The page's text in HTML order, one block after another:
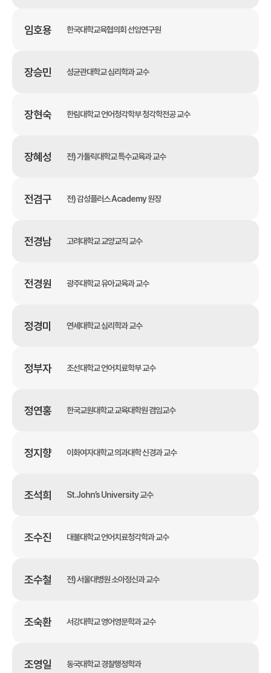
임호용 한국대학교육협의회 선임연구원
장승민 성균관대학교 심리학과 교수
장현숙 한림대학교 언어청각학부 청각학전공 교수
장혜성 전) 가톨릭대학교 특수교육과 교수
전겸구 전) 감성플러스 Academy 원장
전경남 고려대학교 교양교직 교수
전경원 광주대학교 유아교육과 교수
정경미 연세대학교 심리학과 교수
정부자 조선대학교 언어치료학부 교수
정연홍 한국교원대학교 교육대학원 겸임교수
정지향 이화여자대학교 의과대학 신경과 교수
조석희 St.John’s University 교수
조수진 대불대학교 언어치료청각학과 교수
조수철 전) 서울대병원 소아정신과 교수
조숙환 서강대학교 영어영문학과 교수
조영일 동국대학교 경찰행정학과